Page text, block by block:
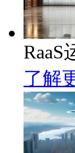
RaaS
了解